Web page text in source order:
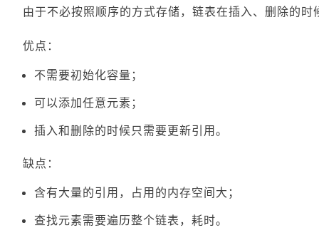
由于不必按照顺序的方式存储，链表在插入、删除的
优点：
不需要初始化容量；
可以添加任意元素；
插入和删除的时候只需要更新引用。
缺点：
含有大量的引用，占用的内存空间大；
查找元素需要遍历整个链表，耗时。